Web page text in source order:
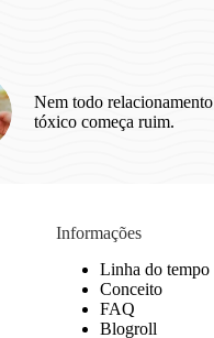
Nem todo relacionamento
tóxico começa ruim.
Informações
Linha do tempo
Conceito
FAQ
Blogroll